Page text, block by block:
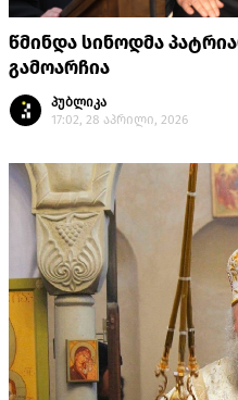
წმინდა სინოდმა
გამოარჩია
პუბლიკა
17:02, 28 აპრილი, 2026